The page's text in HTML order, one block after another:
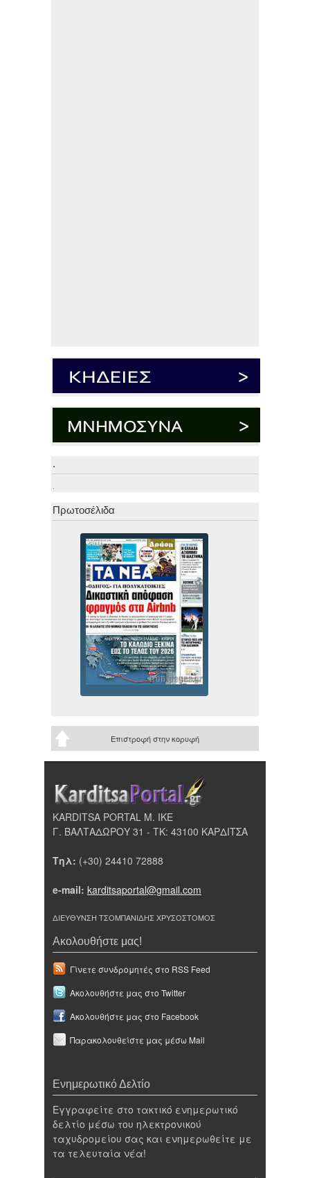
.
.
Πρωτοσέλιδα
Επιστροφή στην κορυφή
KARDITSA PORTAL Μ. ΙΚΕ
Γ. ΒΑΛΤΑΔΩΡΟΥ 31 - ΤΚ: 43100 ΚΑΡΔΙΤΣΑ
Τηλ: (+30) 24410 72888
e-mail: karditsaportal@gmail.com
ΔΙΕΥΘΥΝΣΗ ΤΣΟΜΠΑΝΙΔΗΣ ΧΡΥΣΟΣΤΟΜΟΣ
Ακολουθήστε μας!
Γίνετε συνδρομητές στο RSS Feed
Ακολουθήστε μας στο Twitter
Ακολουθήστε μας στο Facebook
Παρακολουθείστε μας μέσω Mail
Ενημερωτικό Δελτίο
Εγγραφείτε στο τακτικό ενημερωτικό
δελτίο μέσω του ηλεκτρονικού
ταχυδρομείου σας και ενημερωθείτε με
τα τελευταία νέα!